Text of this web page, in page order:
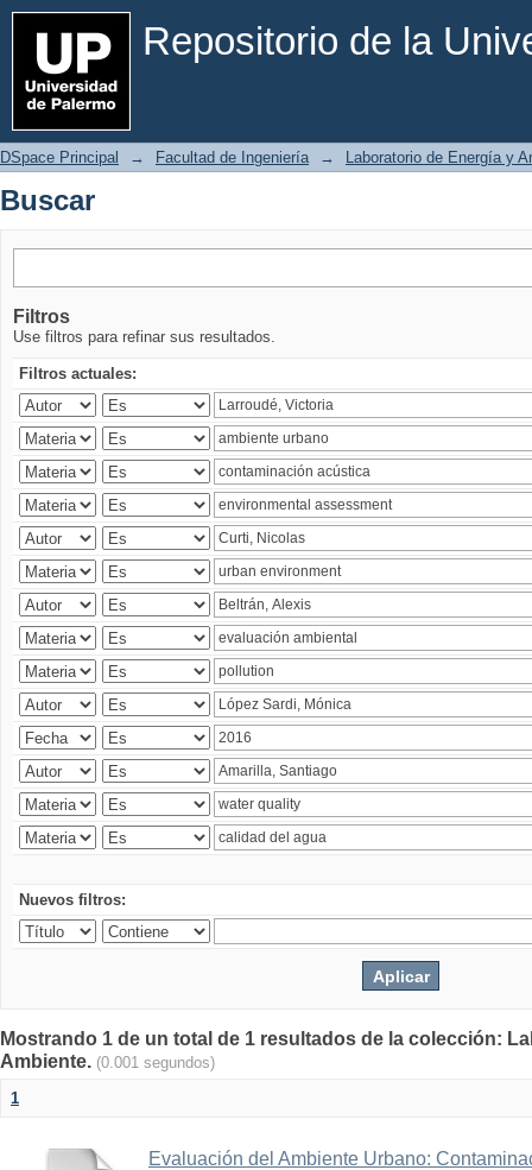
Repositorio de la
Buscar
DSpace Principal → Facultad de Ingeniería → Laboratorio de Energía y
Buscar
Filtros
Use filtros para refinar sus resultados.
Filtros actuales:
Nuevos filtros:
Mostrando 1 de un total de 1 resultados de la colección:
Ambiente. (0.001 segundos)
1
Evaluación del Ambiente Urbano: